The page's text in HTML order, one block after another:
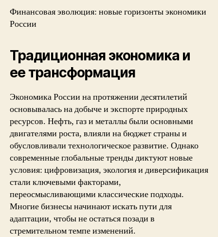
Финансовая эволюция: новые горизонты экономики
России
Традиционная экономика и
ее трансформация
Экономика России на протяжении десятилетий
основывалась на добыче и экспорте природных
ресурсов. Нефть, газ и металлы были основными
двигателями роста, влияли на бюджет страны и
обусловливали технологическое развитие. Однако
современные глобальные тренды диктуют новые
условия: цифровизация, экология и диверсификация
стали ключевыми факторами,
переосмысливающими классические подходы.
Многие бизнесы начинают искать пути для
адаптации, чтобы не остаться позади в
стремительном темпе изменений.